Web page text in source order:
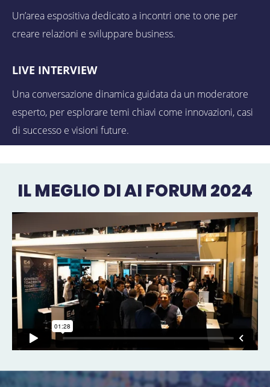
Un’area espositiva dedicato a incontri one to one per
creare relazioni e sviluppare business.
LIVE INTERVIEW
Una conversazione dinamica guidata da un moderatore
esperto, per esplorare temi chiavi come innovazioni, casi
di successo e visioni future.
IL MEGLIO DI AI FORUM 2024